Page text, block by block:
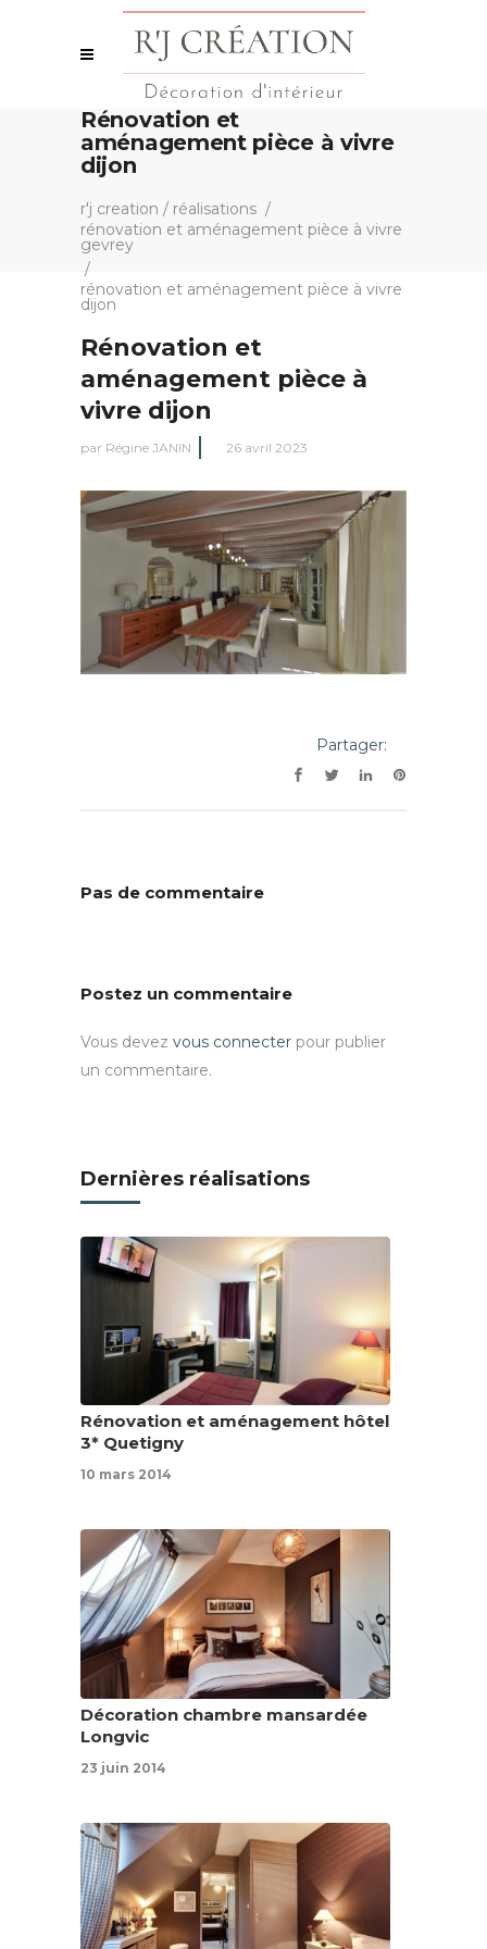
Rénovation et
aménagement pièce à vivre
dijon
r'j creation / réalisations /
rénovation et aménagement pièce à vivre
gevrey
/
rénovation et aménagement pièce à vivre
dijon
Rénovation et
aménagement pièce à
vivre dijon
par Régine JANIN 26 avril 2023
Partager:
Pas de commentaire
Postez un commentaire
Vous devez vous connecter pour publier
un commentaire.
Dernières réalisations
Rénovation et aménagement hôtel
3* Quetigny
10 mars 2014
Décoration chambre mansardée
Longvic
23 juin 2014